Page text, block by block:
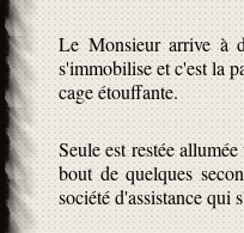
Le Monsieur arrive à
s'immobilise et c'est la
cage étouffante.
Seule est restée
bout de quelques
société d'assistance qui